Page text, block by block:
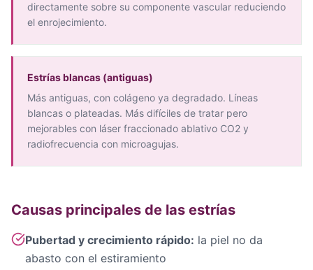
directamente sobre su componente vascular reduciendo
el enrojecimiento.
Estrías blancas (antiguas)
Más antiguas, con colágeno ya degradado. Líneas
blancas o plateadas. Más difíciles de tratar pero
mejorables con láser fraccionado ablativo CO2 y
radiofrecuencia con microagujas.
Causas principales de las estrías
Pubertad y crecimiento rápido: la piel no da
abasto con el estiramiento